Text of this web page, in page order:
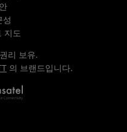
성
지도
리 보유.
의 브랜드입니다.